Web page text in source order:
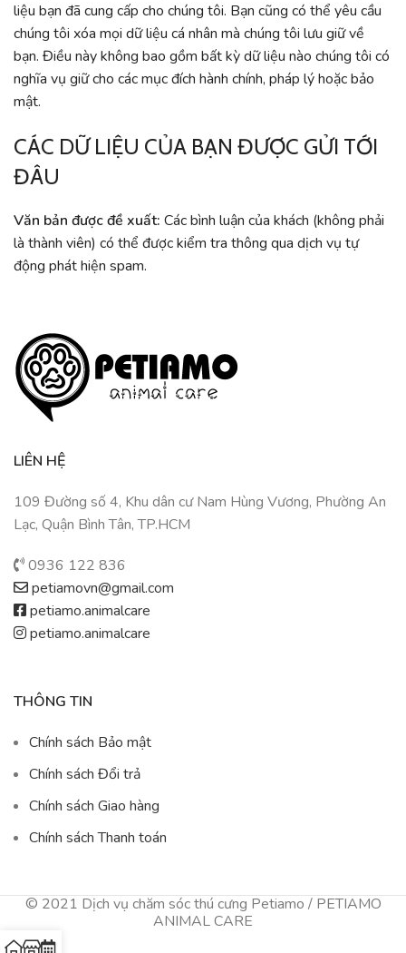
liệu bạn đã cung cấp cho chúng tôi. Bạn cũng có thể yêu cầu
chúng tôi xóa mọi dữ liệu cá nhân mà chúng tôi lưu giữ về
bạn. Điều này không bao gồm bất kỳ dữ liệu nào chúng tôi có
nghĩa vụ giữ cho các mục đích hành chính, pháp lý hoặc bảo
mật.
CÁC DỮ LIỆU CỦA BẠN ĐƯỢC GỬI TỚI
ĐÂU
Văn bản được đề xuất: Các bình luận của khách (không phải
là thành viên) có thể được kiểm tra thông qua dịch vụ tự
động phát hiện spam.
LIÊN HỆ
109 Đường số 4, Khu dân cư Nam Hùng Vương, Phường An
Lạc, Quận Bình Tân, TP.HCM
0936 122 836
petiamovn@gmail.com
petiamo.animalcare
petiamo.animalcare
THÔNG TIN
Chính sách Bảo mật
Chính sách Đổi trả
Chính sách Giao hàng
Chính sách Thanh toán
© 2021 Dịch vụ chăm sóc thú cưng Petiamo / PETIAMO
ANIMAL CARE